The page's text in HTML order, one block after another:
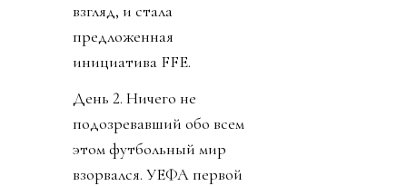
взгляд, и стала
предложенная
инициатива FFE.
День 2. Ничего не
подозревавший обо всем
этом футбольный мир
взорвался. УЕФА первой